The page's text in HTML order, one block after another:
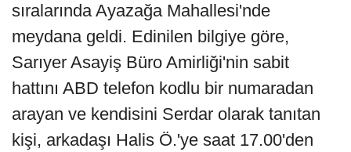
sıralarında Ayazağa Mahallesi'nde
meydana geldi. Edinilen bilgiye göre,
Sarıyer Asayiş Büro Amirliği'nin sabit
hattını ABD telefon kodlu bir numaradan
arayan ve kendisini Serdar olarak tanıtan
kişi, arkadaşı Halis Ö.'ye saat 17.00'den